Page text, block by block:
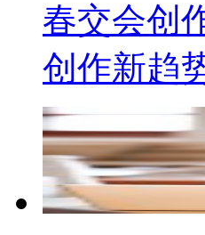
春交会创
创作新趋